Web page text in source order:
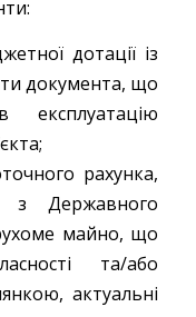
дотації із
документа, що
експлуатацію
рахунка,
з Державного
майно, що
та/або
актуальні